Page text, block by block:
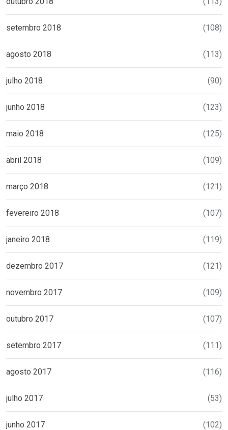
setembro 2018 (108)
agosto 2018 (113)
julho 2018 (90)
junho 2018 (123)
maio 2018 (125)
abril 2018 (109)
março 2018 (121)
fevereiro 2018 (107)
janeiro 2018 (119)
dezembro 2017 (121)
novembro 2017 (109)
outubro 2017 (107)
setembro 2017 (111)
agosto 2017 (116)
julho 2017 (53)
junho 2017 (102)